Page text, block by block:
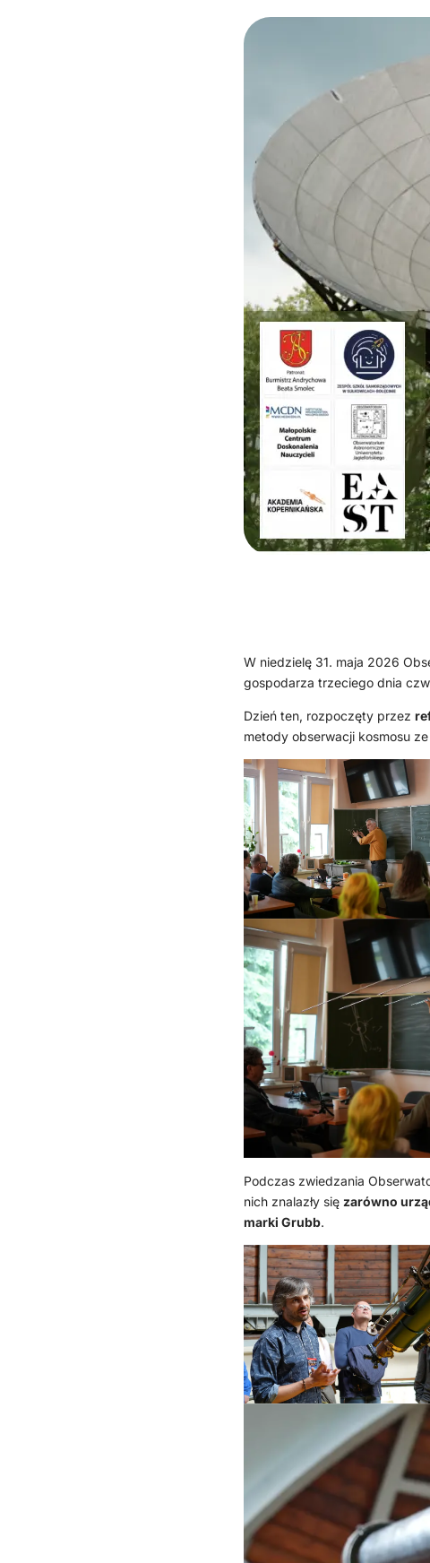
W niedzielę 31. maja 2026
gospodarza trzeciego dnia
Dzień ten, rozpoczęty przez
metody obserwacji kosmosu
Podczas zwiedzania
nich znalazły się zarówno
marki Grubb.